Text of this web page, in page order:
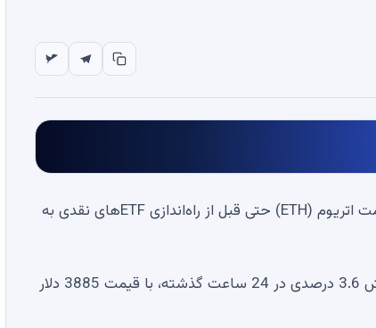
آرتور چئونگ، بنیان‌گذار و مدیرعامل Defiance Capital پیش‌بینی کرد که قیمت اتریوم (ETH) حتی قبل از راه‌اندازی ETF‌های نقدی به
طبق داده‌های CoinGecko، در زمان نگارش این مقاله، اتر پس از ثبت افزایش 3.6 درصدی در 24 ساعت گذشته، با قیمت 3885 دلار